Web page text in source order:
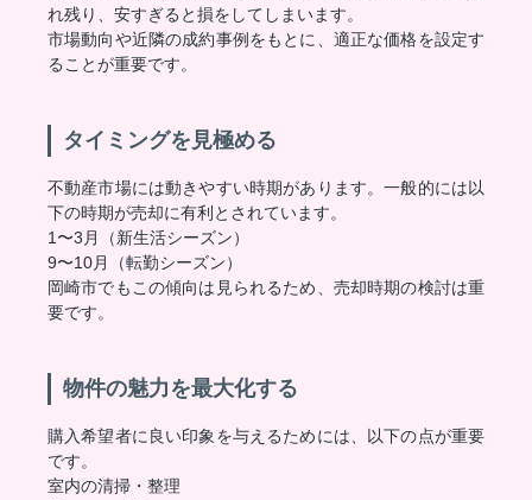
れ残り、安すぎると損をしてしまいます。
市場動向や近隣の成約事例をもとに、適正な価格を設定す
ることが重要です。
タイミングを見極める
不動産市場には動きやすい時期があります。一般的には以
下の時期が売却に有利とされています。
1〜3月（新生活シーズン）
9〜10月（転勤シーズン）
岡崎市でもこの傾向は見られるため、売却時期の検討は重
要です。
物件の魅力を最大化する
購入希望者に良い印象を与えるためには、以下の点が重要
です。
室内の清掃・整理